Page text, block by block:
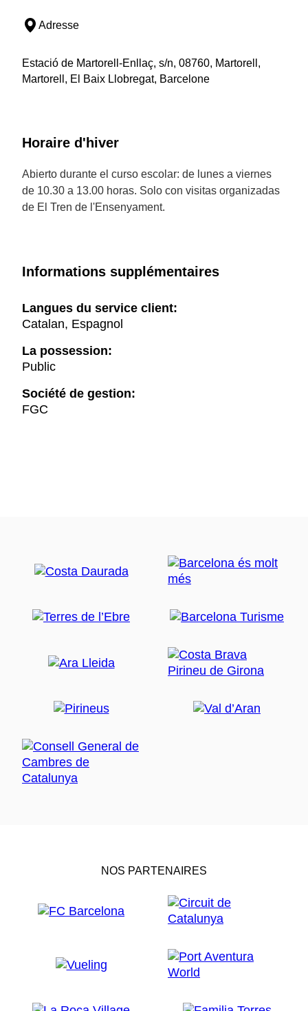
Adresse
Estació de Martorell-Enllaç, s/n, 08760, Martorell,
Martorell, El Baix Llobregat, Barcelone
Horaire d'hiver
Abierto durante el curso escolar: de lunes a viernes
de 10.30 a 13.00 horas. Solo con visitas organizadas
de El Tren de l'Ensenyament.
Informations supplémentaires
Langues du service client:
Catalan, Espagnol
La possession:
Public
Société de gestion:
FGC
NOS PARTENAIRES